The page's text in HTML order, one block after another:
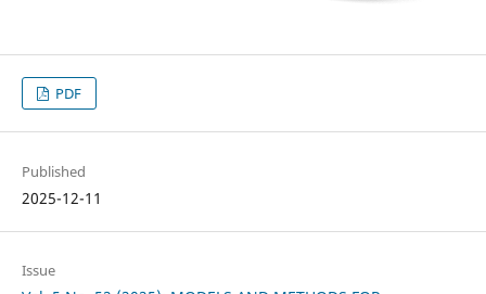
PDF
Published
2025-12-11
Issue